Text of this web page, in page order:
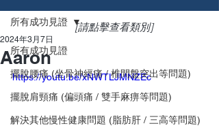
所有成功見證
擺脫腰痛 (坐骨神經痛 / 椎間盤突出等問題)
擺脫肩頸痛 (偏頭痛 / 雙手麻痹等問題)
解決其他慢性健康問題 (脂肪肝 / 三高等問題)
所有成功見證
Aaron
2024年3月7日
https://youtu.be/xNWTLJMNZEc
[請點擊查看類別]